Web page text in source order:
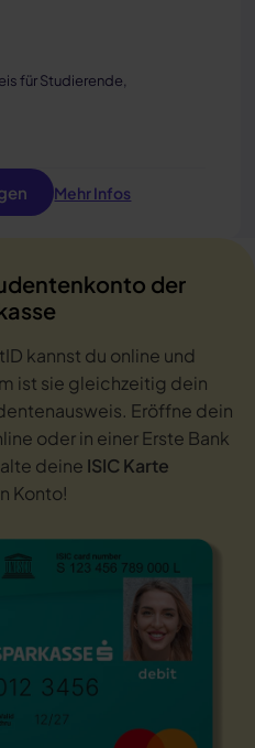
ersetzen“ und gib
ein.
und der neuen Karte
das nicht der Fall sein,
für Studierende,
Mehr Infos
der
kannst du online und
ist sie gleichzeitig dein
Eröffne dein
oder in einer Erste Bank
deine ISIC Karte
Konto!